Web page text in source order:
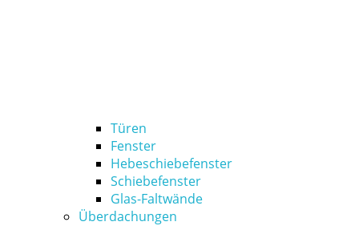
Türen
Fenster
Hebeschiebefenster
Schiebefenster
Glas-Faltwände
Überdachungen